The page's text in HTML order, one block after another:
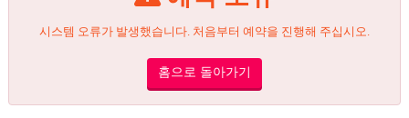
시스템 오류가 발생했습니다. 처음부터 예약을 진행해 주십시오.
홈으로 돌아가기